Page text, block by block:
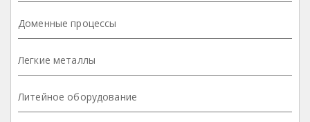
Доменные процессы
Легкие металлы
Литейное оборудование